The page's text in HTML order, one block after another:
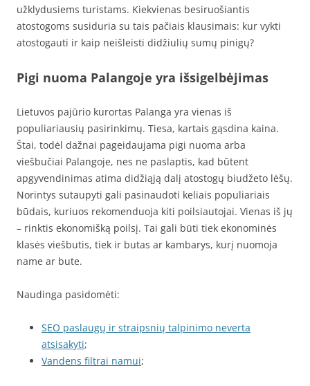
užklydusiems turistams. Kiekvienas besiruošiantis
atostogoms susiduria su tais pačiais klausimais: kur vykti
atostogauti ir kaip neišleisti didžiulių sumų pinigų?
Pigi nuoma Palangoje yra išsigelbėjimas
Lietuvos pajūrio kurortas Palanga yra vienas iš
populiariausių pasirinkimų. Tiesa, kartais gąsdina kaina.
Štai, todėl dažnai pageidaujama pigi nuoma arba
viešbučiai Palangoje, nes ne paslaptis, kad būtent
apgyvendinimas atima didžiąją dalį atostogų biudžeto lėšų.
Norintys sutaupyti gali pasinaudoti keliais populiariais
būdais, kuriuos rekomenduoja kiti poilsiautojai. Vienas iš jų
– rinktis ekonomišką poilsį. Tai gali būti tiek ekonominės
klasės viešbutis, tiek ir butas ar kambarys, kurį nuomoja
name ar bute.
Naudinga pasidomėti:
SEO paslaugų ir straipsnių talpinimo neverta
atsisakyti;
Vandens filtrai namui;